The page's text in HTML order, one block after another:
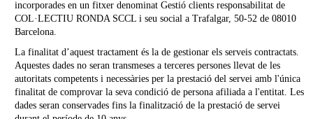
incorporades en un fitxer denominat Gestió clients responsabilitat de
COL·LECTIU RONDA SCCL i seu social a Trafalgar, 50-52 de 08010
Barcelona.
La finalitat d’aquest tractament és la de gestionar els serveis contractats.
Aquestes dades no seran transmeses a terceres persones llevat de les
autoritats competents i necessàries per la prestació del servei amb l'única
finalitat de comprovar la seva condició de persona afiliada a l'entitat. Les
dades seran conservades fins la finalització de la prestació de servei